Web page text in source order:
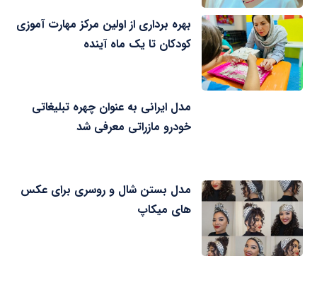
بهره برداری از اولین مرکز مهارت آموزی
کودکان تا یک ماه آینده
مدل ایرانی به عنوان چهره تبلیغاتی
خودرو مازراتی معرفی شد
مدل بستن شال و روسری برای عکس
های میکاپ